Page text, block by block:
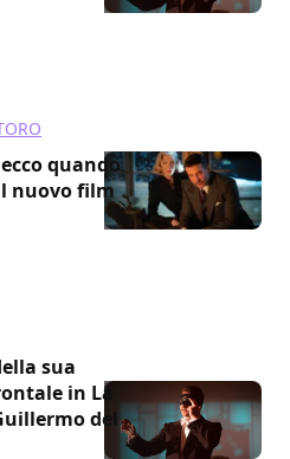
quando
nuovo film
sua
in La
del